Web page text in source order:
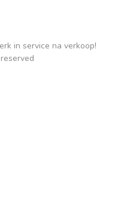
in service na verkoop!